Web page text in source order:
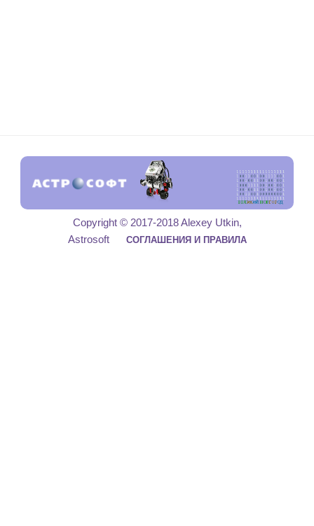
Copyright © 2017-2018 Alexey Utkin,
Astrosoft
СОГЛАШЕНИЯ И ПРАВИЛА